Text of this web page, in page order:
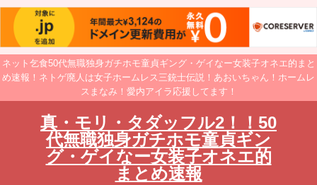
ネット乞食50代無職独身ガチホモ童貞ギング・ゲイなー女装子オネエ的まと
め速報！ネトゲ廃人は女子ホームレス三銃士伝説！あおいちゃん！ホームレ
スまなみ！愛内アイラ応援してます！
真・モリ・タダッフル2！！50
代無職独身ガチホモ童貞ギン
グ・ゲイなー女装子オネエ的
まとめ速報